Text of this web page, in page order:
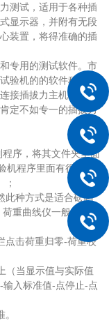
测试，适用于各种插
显示器，并附有无段
装置，将得准确的插
专用的测试软件。市
验机的的软件稍作修
接插拔力主机就可以
定不如专一的插拔力
序，将其文件夹里面
程序里面有很多
种方式是适合砝码
重曲线仪一般只需要
击荷重归零-荷重校
当显示值与实际值
入标准值-点停止-点